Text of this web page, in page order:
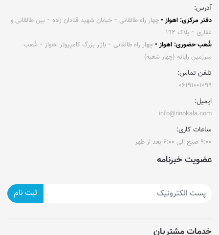
آدرس:
دفتر مرکزی: اهواز • چهار راه طالقانی ⁃ خیابان شهید قنادان زاده ⁃ بین طالقانی و
غفاری ⁃ پلاک ۱۹۲
شُعب حضوری: اهواز • چهار راه طالقانی ⁃ بازار بزرگ کامپیوتر اهواز ⁃ شُعب
سرزمین رایانه (چهار شعبه)
تلفن تماس:
۰۶۱۹۱۰۰۱۰۹۹
ایمیل:
info@rinokala.com
ساعات کاری:
۹:۰۰ صبح الی ۶:۰۰ بعد از ظهر
عضویت خبرنامه
ثبت نام
خدمات مشتریان